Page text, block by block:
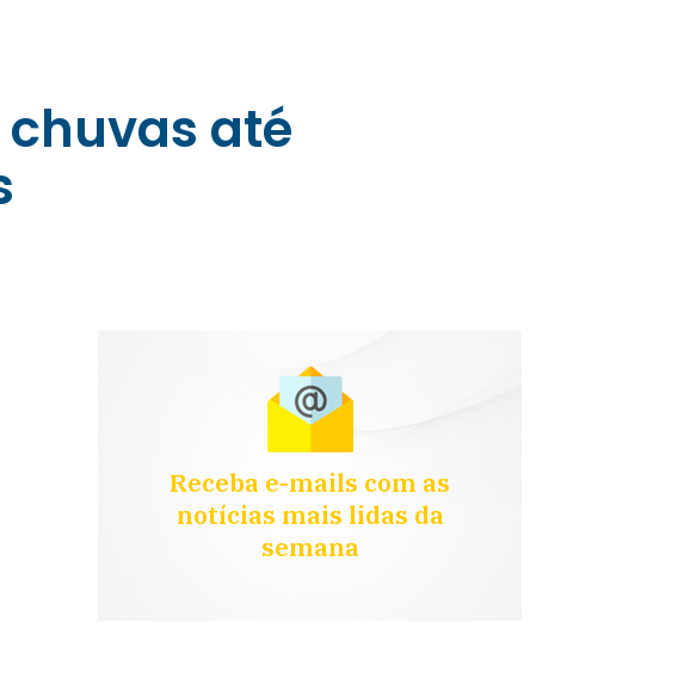
até
Receba e-mails com as
notícias mais lidas da
semana